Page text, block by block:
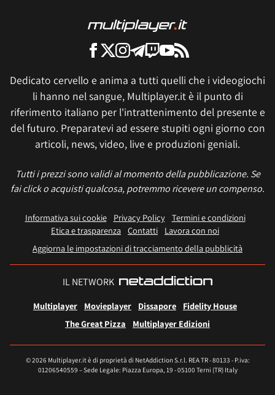
Dedicato cervello e anima a tutti quelli che i videogiochi
li hanno nel sangue, Multiplayer.it è il punto di
riferimento italiano per l'intrattenimento del presente e
del futuro. Preparatevi ad essere stupiti ogni giorno con
articoli, news, video, live e produzioni geniali.
Tutti i prezzi sono validi al momento della pubblicazione. Se
fai click o acquisti qualcosa, potremmo ricevere un compenso.
Informativa sui cookie Privacy Policy
Termini e condizioni
Etica e trasparenza Contatti
Lavora con noi
Aggiorna le impostazioni di tracciamento della pubblicità
IL NETWORK
Multiplayer Movieplayer Dissapore
Fidelity House
The Great Pizza
Multiplayer Edizioni
© 2026 Multiplayer.it è di proprietà di NetAddiction S.r.l. REA TR - 80133 - P.iva:
01206540559 – Sede Legale: Piazza Europa, 19 - 05100 Terni (TR) Italy